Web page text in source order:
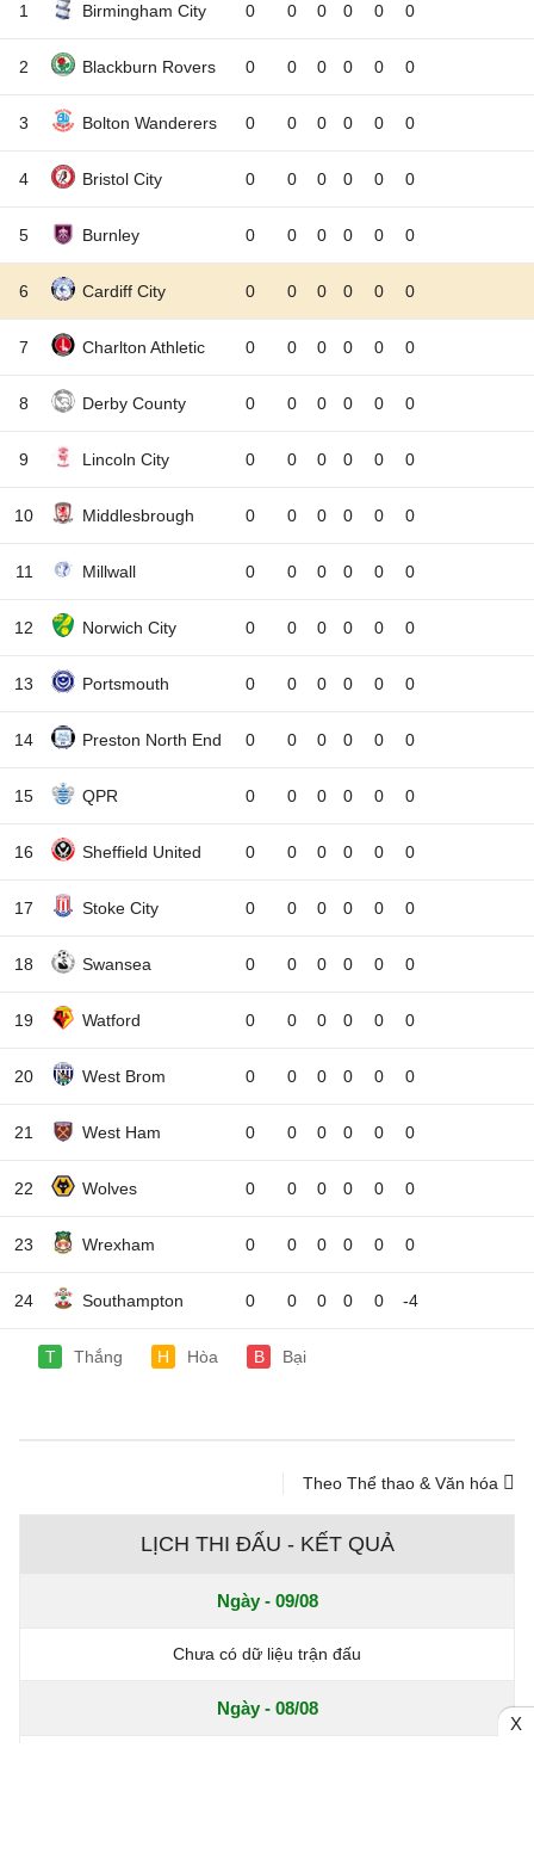
1 Birmingham City 0 0 0 0 0 0
2 Blackburn Rovers 0 0 0 0 0 0
3 Bolton Wanderers 0 0 0 0 0 0
4 Bristol City 0 0 0 0 0 0
5 Burnley 0 0 0 0 0 0
6 Cardiff City 0 0 0 0 0 0
7 Charlton Athletic 0 0 0 0 0 0
8 Derby County 0 0 0 0 0 0
9 Lincoln City 0 0 0 0 0 0
10 Middlesbrough 0 0 0 0 0 0
11 Millwall 0 0 0 0 0 0
12 Norwich City 0 0 0 0 0 0
13 Portsmouth 0 0 0 0 0 0
14 Preston North End 0 0 0 0 0 0
15 QPR 0 0 0 0 0 0
16 Sheffield United 0 0 0 0 0 0
17 Stoke City 0 0 0 0 0 0
18 Swansea 0 0 0 0 0 0
19 Watford 0 0 0 0 0 0
20 West Brom 0 0 0 0 0 0
21 West Ham 0 0 0 0 0 0
22 Wolves 0 0 0 0 0 0
23 Wrexham 0 0 0 0 0 0
24 Southampton 0 0 0 0 0 -4
T Thắng H Hòa B Bại
Theo Thể thao & Văn hóa
LỊCH THI ĐẤU - KẾT QUẢ
Ngày - 09/08
Chưa có dữ liệu trận đấu
Ngày - 08/08
X